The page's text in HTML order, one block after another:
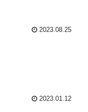
2023.08.25
2023.01.12